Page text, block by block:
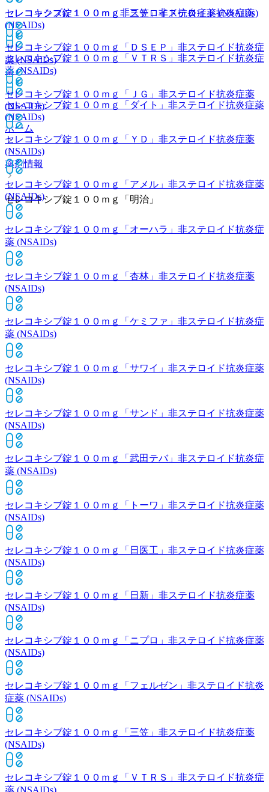
セレコキシブ錠１００ｍｇ「三笠」非ステロイド抗炎症薬
(NSAIDs)
セレコキシブ錠１００ｍｇ「ＶＴＲＳ」 非ステロイド抗炎症
薬 (NSAIDs)
セレコキシブ錠１００ｍｇ「ダイト」 非ステロイド抗炎症薬
(NSAIDs)
ホーム
薬剤情報
セレコキシブ錠１００ｍｇ「明治」
セレコックス錠１００ｍｇ 非ステロイド抗炎症薬 (NSAIDs)
セレコキシブ錠１００ｍｇ「ＤＳＥＰ」 非ステロイド抗炎症
薬 (NSAIDs)
セレコキシブ錠１００ｍｇ「ＪＧ」 非ステロイド抗炎症薬
(NSAIDs)
セレコキシブ錠１００ｍｇ「ＹＤ」 非ステロイド抗炎症薬
(NSAIDs)
セレコキシブ錠１００ｍｇ「アメル」 非ステロイド抗炎症薬
(NSAIDs)
セレコキシブ錠１００ｍｇ「オーハラ」 非ステロイド抗炎症
薬 (NSAIDs)
セレコキシブ錠１００ｍｇ「杏林」 非ステロイド抗炎症薬
(NSAIDs)
セレコキシブ錠１００ｍｇ「ケミファ」 非ステロイド抗炎症
薬 (NSAIDs)
セレコキシブ錠１００ｍｇ「サワイ」 非ステロイド抗炎症薬
(NSAIDs)
セレコキシブ錠１００ｍｇ「サンド」 非ステロイド抗炎症薬
(NSAIDs)
セレコキシブ錠１００ｍｇ「武田テバ」 非ステロイド抗炎症
薬 (NSAIDs)
セレコキシブ錠１００ｍｇ「トーワ」 非ステロイド抗炎症薬
(NSAIDs)
セレコキシブ錠１００ｍｇ「日医工」 非ステロイド抗炎症薬
(NSAIDs)
セレコキシブ錠１００ｍｇ「日新」 非ステロイド抗炎症薬
(NSAIDs)
セレコキシブ錠１００ｍｇ「ニプロ」 非ステロイド抗炎症薬
(NSAIDs)
セレコキシブ錠１００ｍｇ「フェルゼン」 非ステロイド抗炎
症薬 (NSAIDs)
セレコキシブ錠１００ｍｇ「三笠」 非ステロイド抗炎症薬
(NSAIDs)
セレコキシブ錠１００ｍｇ「ＶＴＲＳ」 非ステロイド抗炎症
薬 (NSAIDs)